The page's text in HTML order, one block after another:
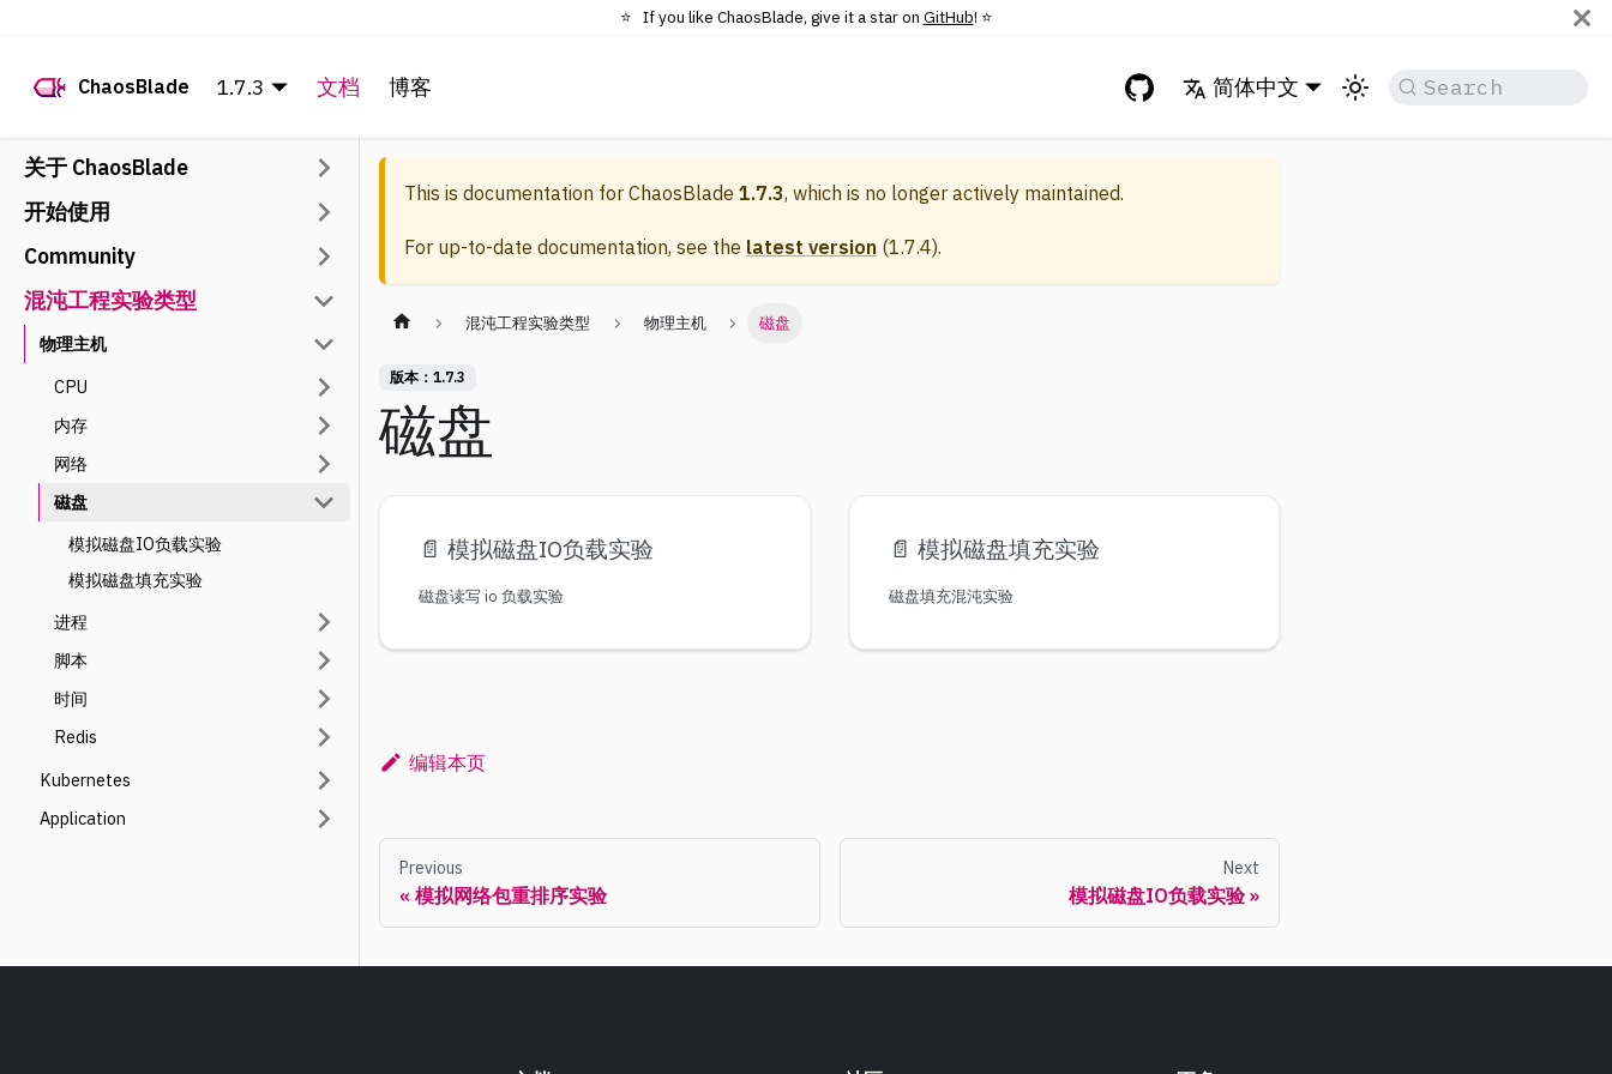
⭐️ If you like ChaosBlade, give it a star on GitHub! ⭐️
ChaosBlade 1.7.3 文档 博客 简体中文 Search
关于 ChaosBlade
开始使用
Community
混沌工程实验类型
物理主机
CPU
内存
网络
磁盘
模拟磁盘IO负载实验
模拟磁盘填充实验
进程
脚本
时间
Redis
Kubernetes
Application
This is documentation for ChaosBlade 1.7.3, which is no longer actively maintained.
For up-to-date documentation, see the latest version (1.7.4).
混沌工程实验类型 物理主机 磁盘
版本：1.7.3
磁盘
📄️ 模拟磁盘IO负载实验
磁盘读写 io 负载实验
📄️ 模拟磁盘填充实验
磁盘填充混沌实验
编辑本页
Previous
模拟网络包重排序实验
Next
模拟磁盘IO负载实验